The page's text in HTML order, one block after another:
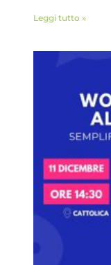
Leggi tutto »